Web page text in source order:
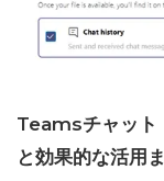
Teamsチャット
と効果的な活用